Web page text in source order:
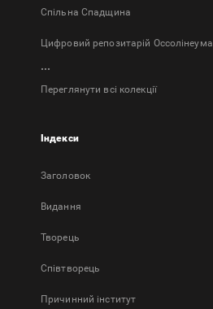
Спільна Спадщина
Цифровий репозитарій Оссолінеума
...
Переглянути всі колекції
Індекси
Заголовок
Bидання
Творець
Співтворець
Причинний інститут